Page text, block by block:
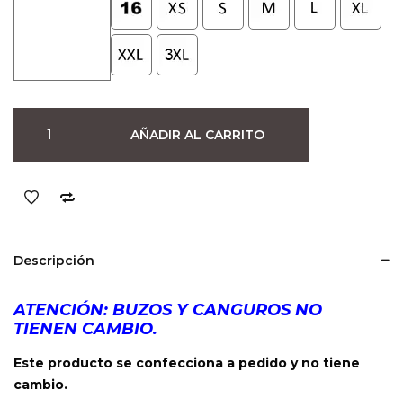
Fighters
cantidad
AÑADIR AL CARRITO
Descripción
ATENCIÓN: BUZOS Y CANGUROS NO
TIENEN CAMBIO.
Este producto se confecciona a pedido y no tiene
cambio.